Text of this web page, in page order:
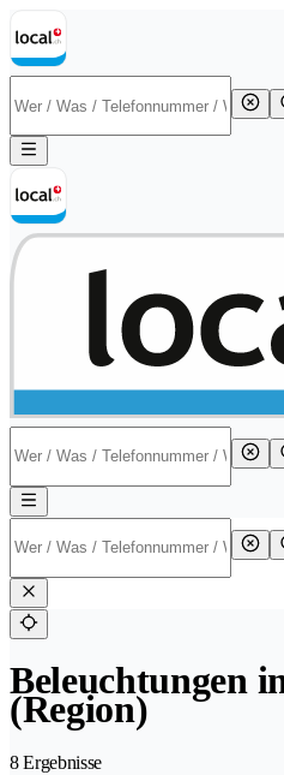
Beleuchtungen
(Region)
8 Ergebnisse